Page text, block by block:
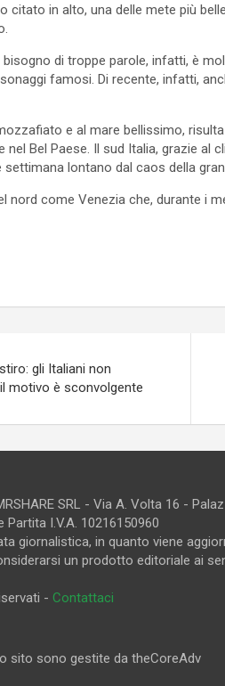
citato in alto, una delle mete più
di troppe parole, infatti, è
famosi. Di recente, infatti,
e al mare bellissimo,
nel Bel Paese. Il sud Italia, grazie al
lontano dal caos della
nord come Venezia che, durante i
gli Italiani non
motivo è sconvolgente
SRL - Via A. Volta 16 -
I.V.A. 10216150960
giornalistica, in quanto viene
un prodotto editoriale ai
- Contattaci
sito sono gestite da theCoreAdv